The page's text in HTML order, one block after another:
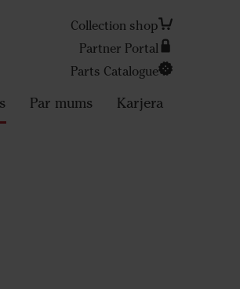
Collection shop
Partner Portal
Parts Catalogue
Par mums Karjera